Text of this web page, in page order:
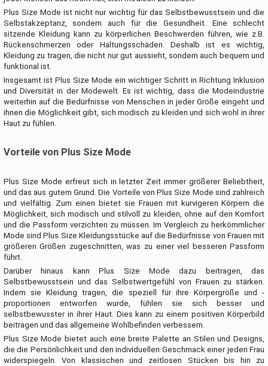
Plus Size Mode ist nicht nur wichtig für das Selbstbewusstsein und die
Selbstakzeptanz, sondern auch für die Gesundheit. Eine schlecht
sitzende Kleidung kann zu körperlichen Beschwerden führen, wie z.B.
Rückenschmerzen oder Haltungsschäden. Deshalb ist es wichtig,
Kleidung zu tragen, die nicht nur gut aussieht, sondern auch bequem und
funktional ist.
Insgesamt ist Plus Size Mode ein wichtiger Schritt in Richtung Inklusion
und Diversität in der Modewelt. Es ist wichtig, dass die Modeindustrie
weiterhin auf die Bedürfnisse von Menschen in jeder Größe eingeht und
ihnen die Möglichkeit gibt, sich modisch zu kleiden und sich wohl in ihrer
Haut zu fühlen.
Vorteile von Plus Size Mode
Plus Size Mode erfreut sich in letzter Zeit immer größerer Beliebtheit,
und das aus gutem Grund. Die Vorteile von Plus Size Mode sind zahlreich
und vielfältig. Zum einen bietet sie Frauen mit kurvigeren Körpern die
Möglichkeit, sich modisch und stilvoll zu kleiden, ohne auf den Komfort
und die Passform verzichten zu müssen. Im Vergleich zu herkömmlicher
Mode sind Plus Size Kleidungsstücke auf die Bedürfnisse von Frauen mit
größeren Größen zugeschnitten, was zu einer viel besseren Passform
führt.
Darüber hinaus kann Plus Size Mode dazu beitragen, das
Selbstbewusstsein und das Selbstwertgefühl von Frauen zu stärken.
Indem sie Kleidung tragen, die speziell für ihre Körpergröße und -
proportionen entworfen wurde, fühlen sie sich besser und
selbstbewusster in ihrer Haut. Dies kann zu einem positiven Körperbild
beitragen und das allgemeine Wohlbefinden verbessern.
Plus Size Mode bietet auch eine breite Palette an Stilen und Designs,
die die Persönlichkeit und den individuellen Geschmack einer jeden Frau
widerspiegeln. Von klassischen und zeitlosen Stücken bis hin zu